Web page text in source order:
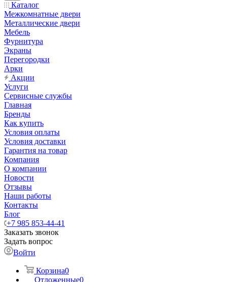
Каталог
Межкомнатные двери
Металлические двери
Мебель
Фурнитура
Экраны
Перегородки
Арки
Акции
Услуги
Сервисные службы
Главная
Бренды
Как купить
Условия оплаты
Условия доставки
Гарантия на товар
Компания
О компании
Новости
Отзывы
Наши работы
Контакты
Блог
+7 985 853-44-41
Заказать звонок
Задать вопрос
Войти
Корзина0
Отложенные0